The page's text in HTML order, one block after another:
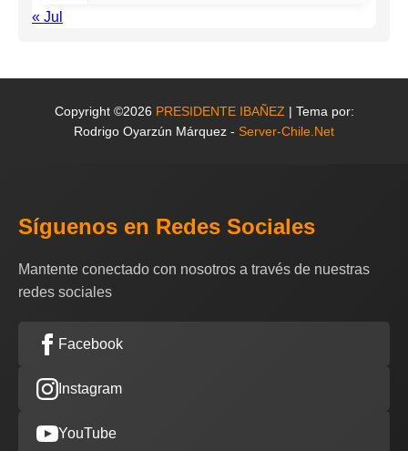
« Jul
Copyright ©2026 PRESIDENTE IBAÑEZ | Tema por:
Rodrigo Oyarzún Márquez - Server-Chile.Net
Síguenos en Redes Sociales
Mantente conectado con nosotros a través de nuestras
redes sociales
Facebook
Instagram
YouTube